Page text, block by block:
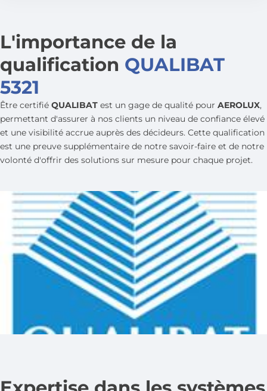
L'importance de la
qualification QUALIBAT
5321
Être certifié QUALIBAT est un gage de qualité pour AEROLUX,
permettant d'assurer à nos clients un niveau de confiance élevé
et une visibilité accrue auprès des décideurs. Cette qualification
est une preuve supplémentaire de notre savoir-faire et de notre
volonté d'offrir des solutions sur mesure pour chaque projet.